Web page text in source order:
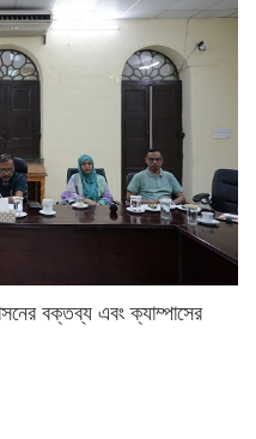
বক্তব্য এবং ক্যাম্পাসের